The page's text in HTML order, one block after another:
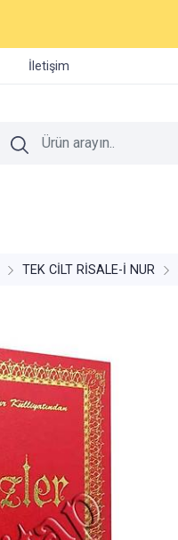
İletişim
TEK CİLT RİSALE-İ NUR